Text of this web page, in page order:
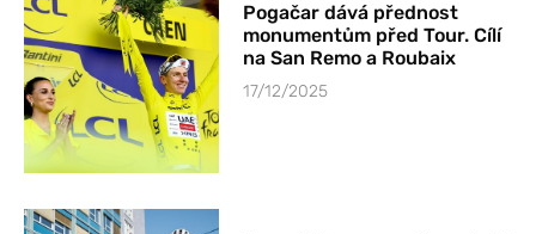
Pogačar dává přednost
monumentům před Tour. Cílí
na San Remo a Roubaix
17/12/2025